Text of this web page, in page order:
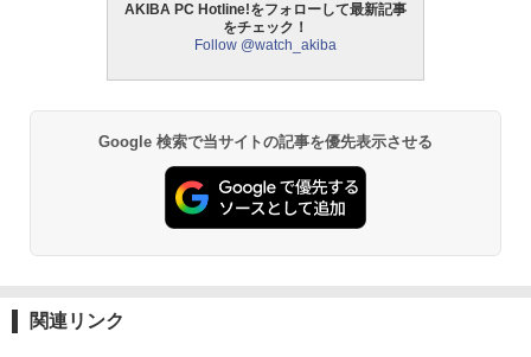
AKIBA PC Hotline!をフォローして最新記事
をチェック！
Follow @watch_akiba
Google 検索で当サイトの記事を優先表示させる
関連リンク